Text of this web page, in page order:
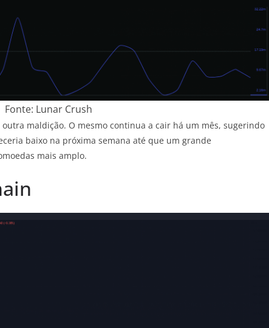
Fonte: Lunar Crush
maldição. O mesmo continua a cair há um mês, sugerindo
baixo na próxima semana até que um grande
mais amplo.